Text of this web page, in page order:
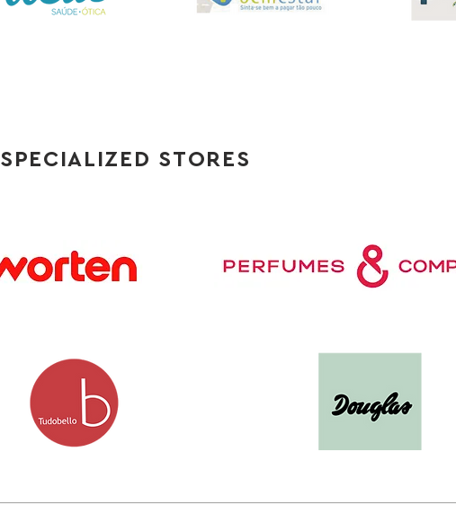
SPECIALIZED STORES